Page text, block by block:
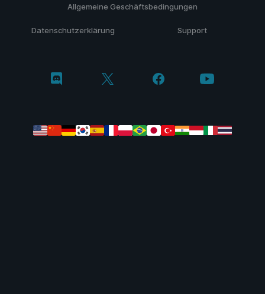
Allgemeine Geschäftsbedingungen
Datenschutzerklärung Support